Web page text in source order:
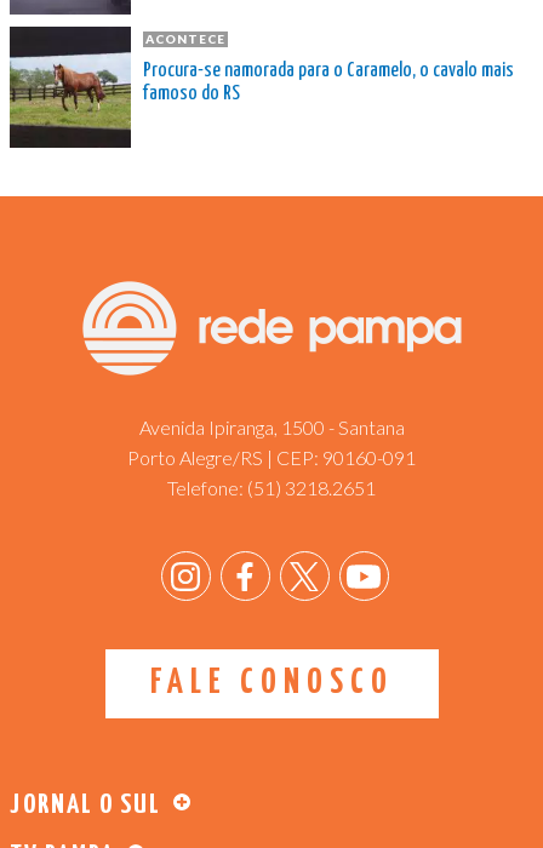
ACONTECE
Procura-se namorada para o Caramelo, o cavalo mais
famoso do RS
Avenida Ipiranga, 1500 - Santana
Porto Alegre/RS | CEP: 90160-091
Telefone: (51) 3218.2651
FALE CONOSCO
JORNAL O SUL